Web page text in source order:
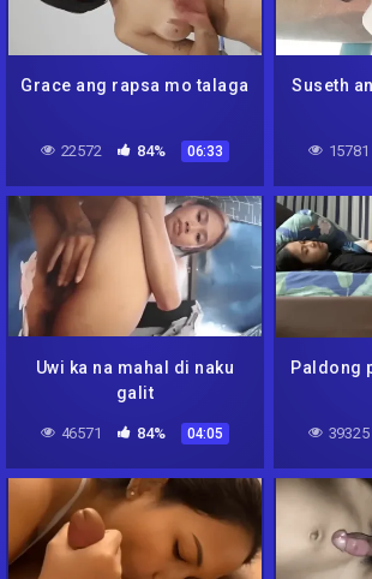
Grace ang rapsa mo talaga
22572 84% 06:33
Suseth
15781
Uwi ka na mahal di naku
galit
46571 84% 04:05
Paldong
39325